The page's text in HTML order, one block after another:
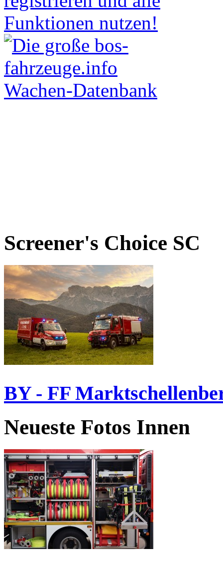
Screener's Choice SC
BY - FF
Neueste Fotos Innen